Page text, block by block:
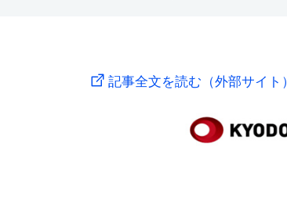
記事全文を読む（外部サイト）